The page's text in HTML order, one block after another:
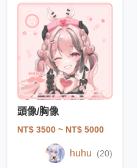
頭像/胸像
NT$ 3500 ~ NT$ 5000
huhu (20)